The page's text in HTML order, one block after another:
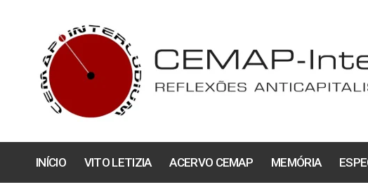
conteúdo
INÍCIO VITO LETIZIA ACERVO CEMAP MEMÓRIA